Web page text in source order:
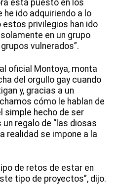
está puesto en los
ido adquiriendo a lo
estos privilegios han ido
en un grupo
vulnerados”.
oficial Montoya, monta
del orgullo gay cuando
y, gracias a un
cómo le hablan de
simple hecho de ser
regalo de “las diosas
realidad se impone a la
de retos de estar en
tipo de proyectos”, dijo.